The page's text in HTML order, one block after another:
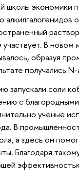
школы экономики
алкилгалогенидов
участвует. В новом
образуя
получались
запускали соли
с
ученые
В
а здесь он
Благодаря